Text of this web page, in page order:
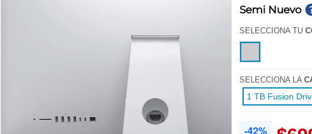
Semi Nuevo
SELECCIONA TU
SELECCIONA LA
1 TB Fusion
-42%